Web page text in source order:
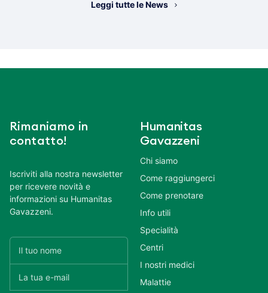
Leggi tutte le News
Rimaniamo in
contatto!
Iscriviti alla nostra newsletter
per ricevere novità e
informazioni su Humanitas
Gavazzeni.
Humanitas
Gavazzeni
Chi siamo
Come raggiungerci
Come prenotare
Info utili
Specialità
Centri
I nostri medici
Malattie